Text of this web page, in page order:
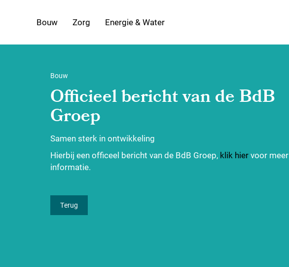
Bouw Zorg Energie & Water
Bouw
Officieel bericht van de BdB
Groep
Samen sterk in ontwikkeling
Hierbij een officeel bericht van de BdB Groep, klik hiervoor meer
informatie.
Terug